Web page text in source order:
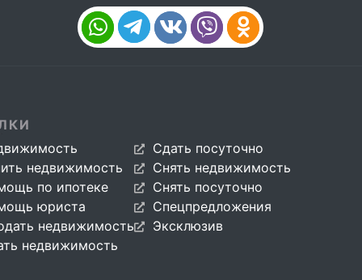
недвижимость
по ипотеке
юриста
недвижимость
недвижимость
Сдать посуточно
Снять недвижимость
Снять посуточно
Спецпредложения
Эксклюзив